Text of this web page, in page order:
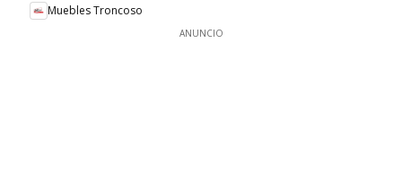
Muebles Troncoso
ANUNCIO